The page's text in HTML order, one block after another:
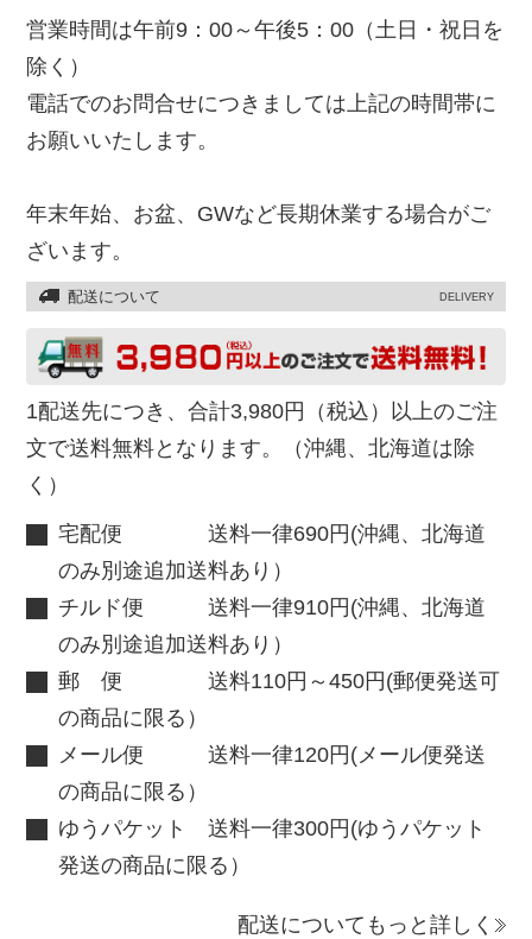
営業時間は午前9：00～午後5：00（土日・祝日を
除く）
電話でのお問合せにつきましては上記の時間帯に
お願いいたします。
年末年始、お盆、GWなど長期休業する場合がご
ざいます。
配送について DELIVERY
1配送先につき、合計3,980円（税込）以上のご注
文で送料無料となります。（沖縄、北海道は除
く）
宅配便 送料一律690円(沖縄、北海道
のみ別途追加送料あり）
チルド便 送料一律910円(沖縄、北海道
のみ別途追加送料あり）
郵 便 送料110円～450円(郵便発送可
の商品に限る）
メール便 送料一律120円(メール便発送
の商品に限る）
ゆうパケット 送料一律300円(ゆうパケット
発送の商品に限る）
配送についてもっと詳しく